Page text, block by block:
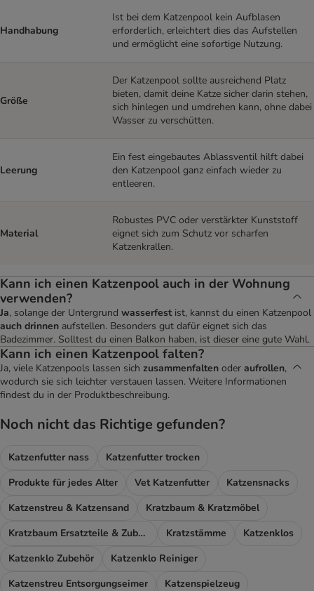
Handhabung
Ist bei dem Katzenpool kein Aufblasen
erforderlich, erleichtert dies das Aufstellen
und ermöglicht eine sofortige Nutzung.
Größe
Der Katzenpool sollte ausreichend Platz
bieten, damit deine Katze sicher darin stehen,
sich hinlegen und umdrehen kann, ohne dabei
Wasser zu verschütten.
Leerung
Ein fest eingebautes Ablassventil hilft dabei
den Katzenpool ganz einfach wieder zu
entleeren.
Material
Robustes PVC oder verstärkter Kunststoff
eignet sich zum Schutz vor scharfen
Katzenkrallen.
Kann ich einen Katzenpool auch in der Wohnung
verwenden?
Ja, solange der Untergrund wasserfestist, kannst du einen Katzenpool
auch drinnen aufstellen. Besonders gut dafür eignet sich das
Badezimmer. Solltest du einen Balkon haben, ist dieser eine gute Wahl.
Kann ich einen Katzenpool falten?
Ja, viele Katzenpools lassen sich zusammenfalten oder aufrollen,
wodurch sie sich leichter verstauen lassen. Weitere Informationen
findest du in der Produktbeschreibung.
Noch nicht das Richtige gefunden?
Katzenfutter nass
Katzenfutter trocken
Produkte für jedes Alter
Vet Katzenfutter
Katzensnacks
Katzenstreu & Katzensand
Kratzbaum & Kratzmöbel
Kratzbaum Ersatzteile & Zubehör
Kratzstämme
Katzenklos
Katzenklo Zubehör
Katzenklo Reiniger
Katzenstreu Entsorgungseimer
Katzenspielzeug